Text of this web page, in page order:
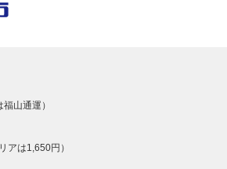
山通運）
アは1,650円）